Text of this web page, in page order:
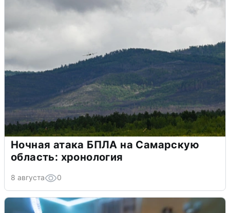
Ночная атака БПЛА на Самарскую
область: хронология
8 августа 0